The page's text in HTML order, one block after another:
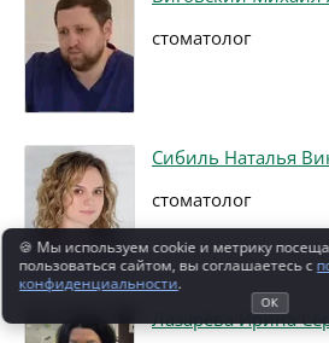
стоматолог
Сибиль Наталья
стоматолог
Лазарева Ирина
🍪 Мы используем cookie и метрику
пользоваться сайтом, вы соглашаетесь с
конфиденциальности.
ОК